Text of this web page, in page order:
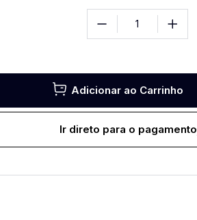
Adicionar ao Carrinho
Ir direto para o pagamento